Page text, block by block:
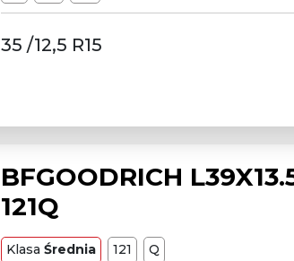
35 /12,5 R15
BFGOODRICH
121Q
Klasa Średnia 121 Q